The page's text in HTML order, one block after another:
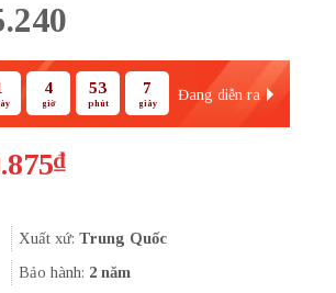
4
giờ
53
phút
6
giây
Đang diễn ra
₫Giá
là:
2.110.875₫.
Xuất xứ:Trung Quốc
Bảo hành: 2 năm